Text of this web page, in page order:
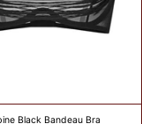
Black Bandeau Bra